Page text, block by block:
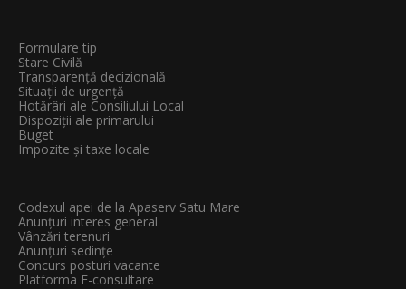
Formulare tip
Stare Civilă
Transparenţă decizională
Situații de urgență
Hotărâri ale Consiliului Local
Dispoziții ale primarului
Buget
Impozite și taxe locale
Codexul apei de la Apaserv Satu Mare
Anunțuri interes general
Vânzări terenuri
Anunțuri sedințe
Concurs posturi vacante
Platforma E-consultare